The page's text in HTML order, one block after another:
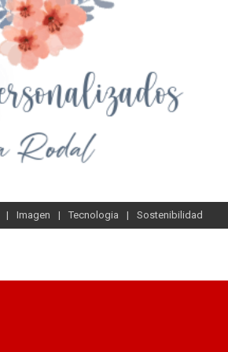
Imagen Tecnologia Sostenibilidad